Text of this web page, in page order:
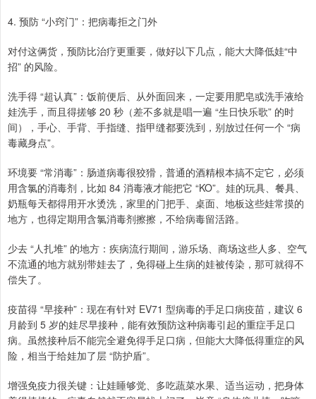
4. 预防 “小窍门”：把病毒拒之门外
对付这俩货，预防比治疗更重要，做好以下几点，能大大降低娃“中
招” 的风险。
洗手得 “超认真”：饭前便后、从外面回来，一定要用肥皂或洗手液给
娃洗手，而且得搓够 20 秒（差不多就是唱一遍 “生日快乐歌” 的时
间），手心、手背、手指缝、指甲缝都要洗到，别放过任何一个 “病
毒藏身点”。
环境要 “常消毒”：肠道病毒很狡猾，普通的酒精根本搞不定它，必须
用含氯的消毒剂，比如 84 消毒液才能把它 “KO”。娃的玩具、餐具、
奶瓶每天都得用开水烫洗，家里的门把手、桌面、地板这些娃常摸的
地方，也得定期用含氯消毒剂擦擦，不给病毒留活路。
少去 “人扎堆” 的地方：疾病流行期间，游乐场、商场这些人多、空气
不流通的地方就别带娃去了，免得碰上生病的娃被传染，那可就得不
偿失了。
疫苗得 “早接种”：现在有针对 EV71 型病毒的手足口病疫苗，建议 6
月龄到 5 岁的娃尽早接种，能有效预防这种病毒引起的重症手足口
病。虽然接种后不能完全避免得手足口病，但能大大降低得重症的风
险，相当于给娃加了层 “防护盾”。
增强免疫力很关键：让娃睡够觉、多吃蔬菜水果、适当运动，把身体